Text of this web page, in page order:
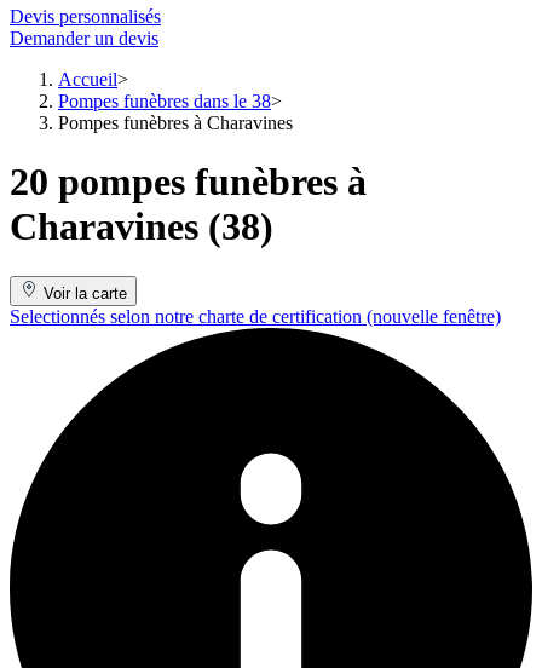
Devis personnalisés
Demander un devis
Accueil
Pompes funèbres dans le 38
Pompes funèbres à Charavines
20 pompes funèbres à
Charavines (38)
Voir la carte
Selectionnés selon notre charte de certification (nouvelle fenêtre)